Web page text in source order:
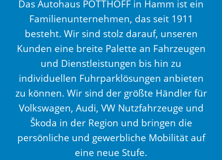
Das Autohaus POTTHOFF in Hamm ist ein
Familienunternehmen, das seit 1911
besteht. Wir sind stolz darauf, unseren
Kunden eine breite Palette an Fahrzeugen
und Dienstleistungen bis hin zu
individuellen Fuhrparklösungen anbieten
zu können. Wir sind der größte Händler für
Volkswagen, Audi, VW Nutzfahrzeuge und
Škoda in der Region und bringen die
persönliche und gewerbliche Mobilität auf
eine neue Stufe.